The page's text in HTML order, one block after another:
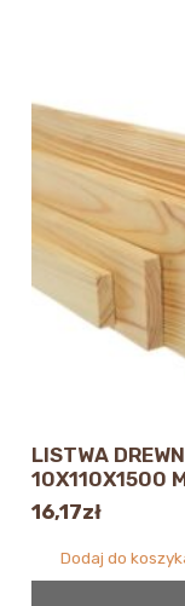
LISTWA
10X110X1500
16,17zł
Dodaj do